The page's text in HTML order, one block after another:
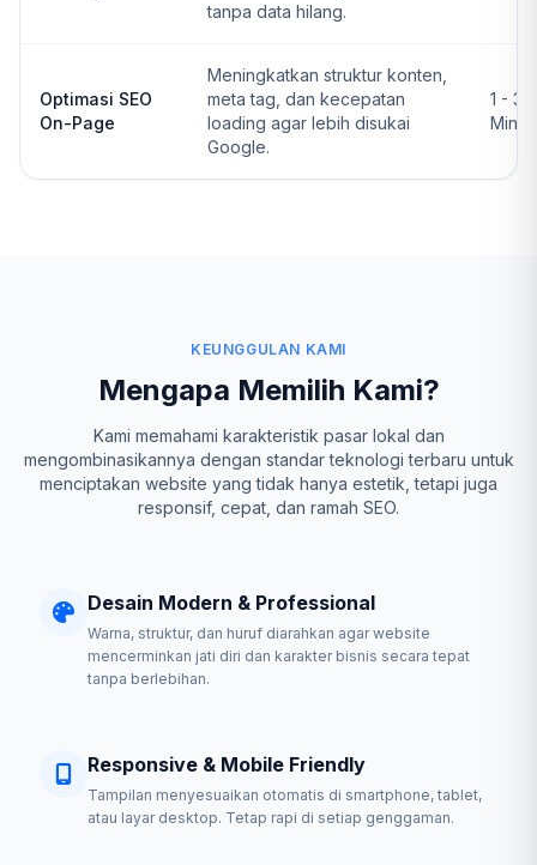
tanpa data hilang.
Optimasi SEO
On-Page
Meningkatkan struktur konten,
meta tag, dan kecepatan
loading agar lebih disukai
Google.
1 - 3
KEUNGGULAN KAMI
Mengapa Memilih Kami?
Kami memahami karakteristik pasar lokal dan
mengombinasikannya dengan standar teknologi terbaru untuk
menciptakan website yang tidak hanya estetik, tetapi juga
responsif, cepat, dan ramah SEO.
Desain Modern & Professional
Warna, struktur, dan huruf diarahkan agar website
mencerminkan jati diri dan karakter bisnis secara tepat
tanpa berlebihan.
Responsive & Mobile Friendly
Tampilan menyesuaikan otomatis di smartphone, tablet,
atau layar desktop. Tetap rapi di setiap genggaman.